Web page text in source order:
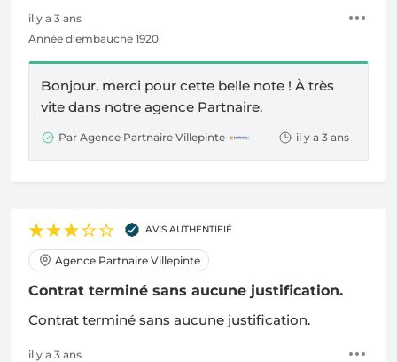
il y a 3 ans
Année d'embauche 1920
Bonjour, merci pour cette belle note ! À très
vite dans notre agence Partnaire.
Par Agence Partnaire Villepinte il y a 3 ans
AVIS AUTHENTIFIÉ
Agence Partnaire Villepinte
Contrat terminé sans aucune justification.
Contrat terminé sans aucune justification.
il y a 3 ans